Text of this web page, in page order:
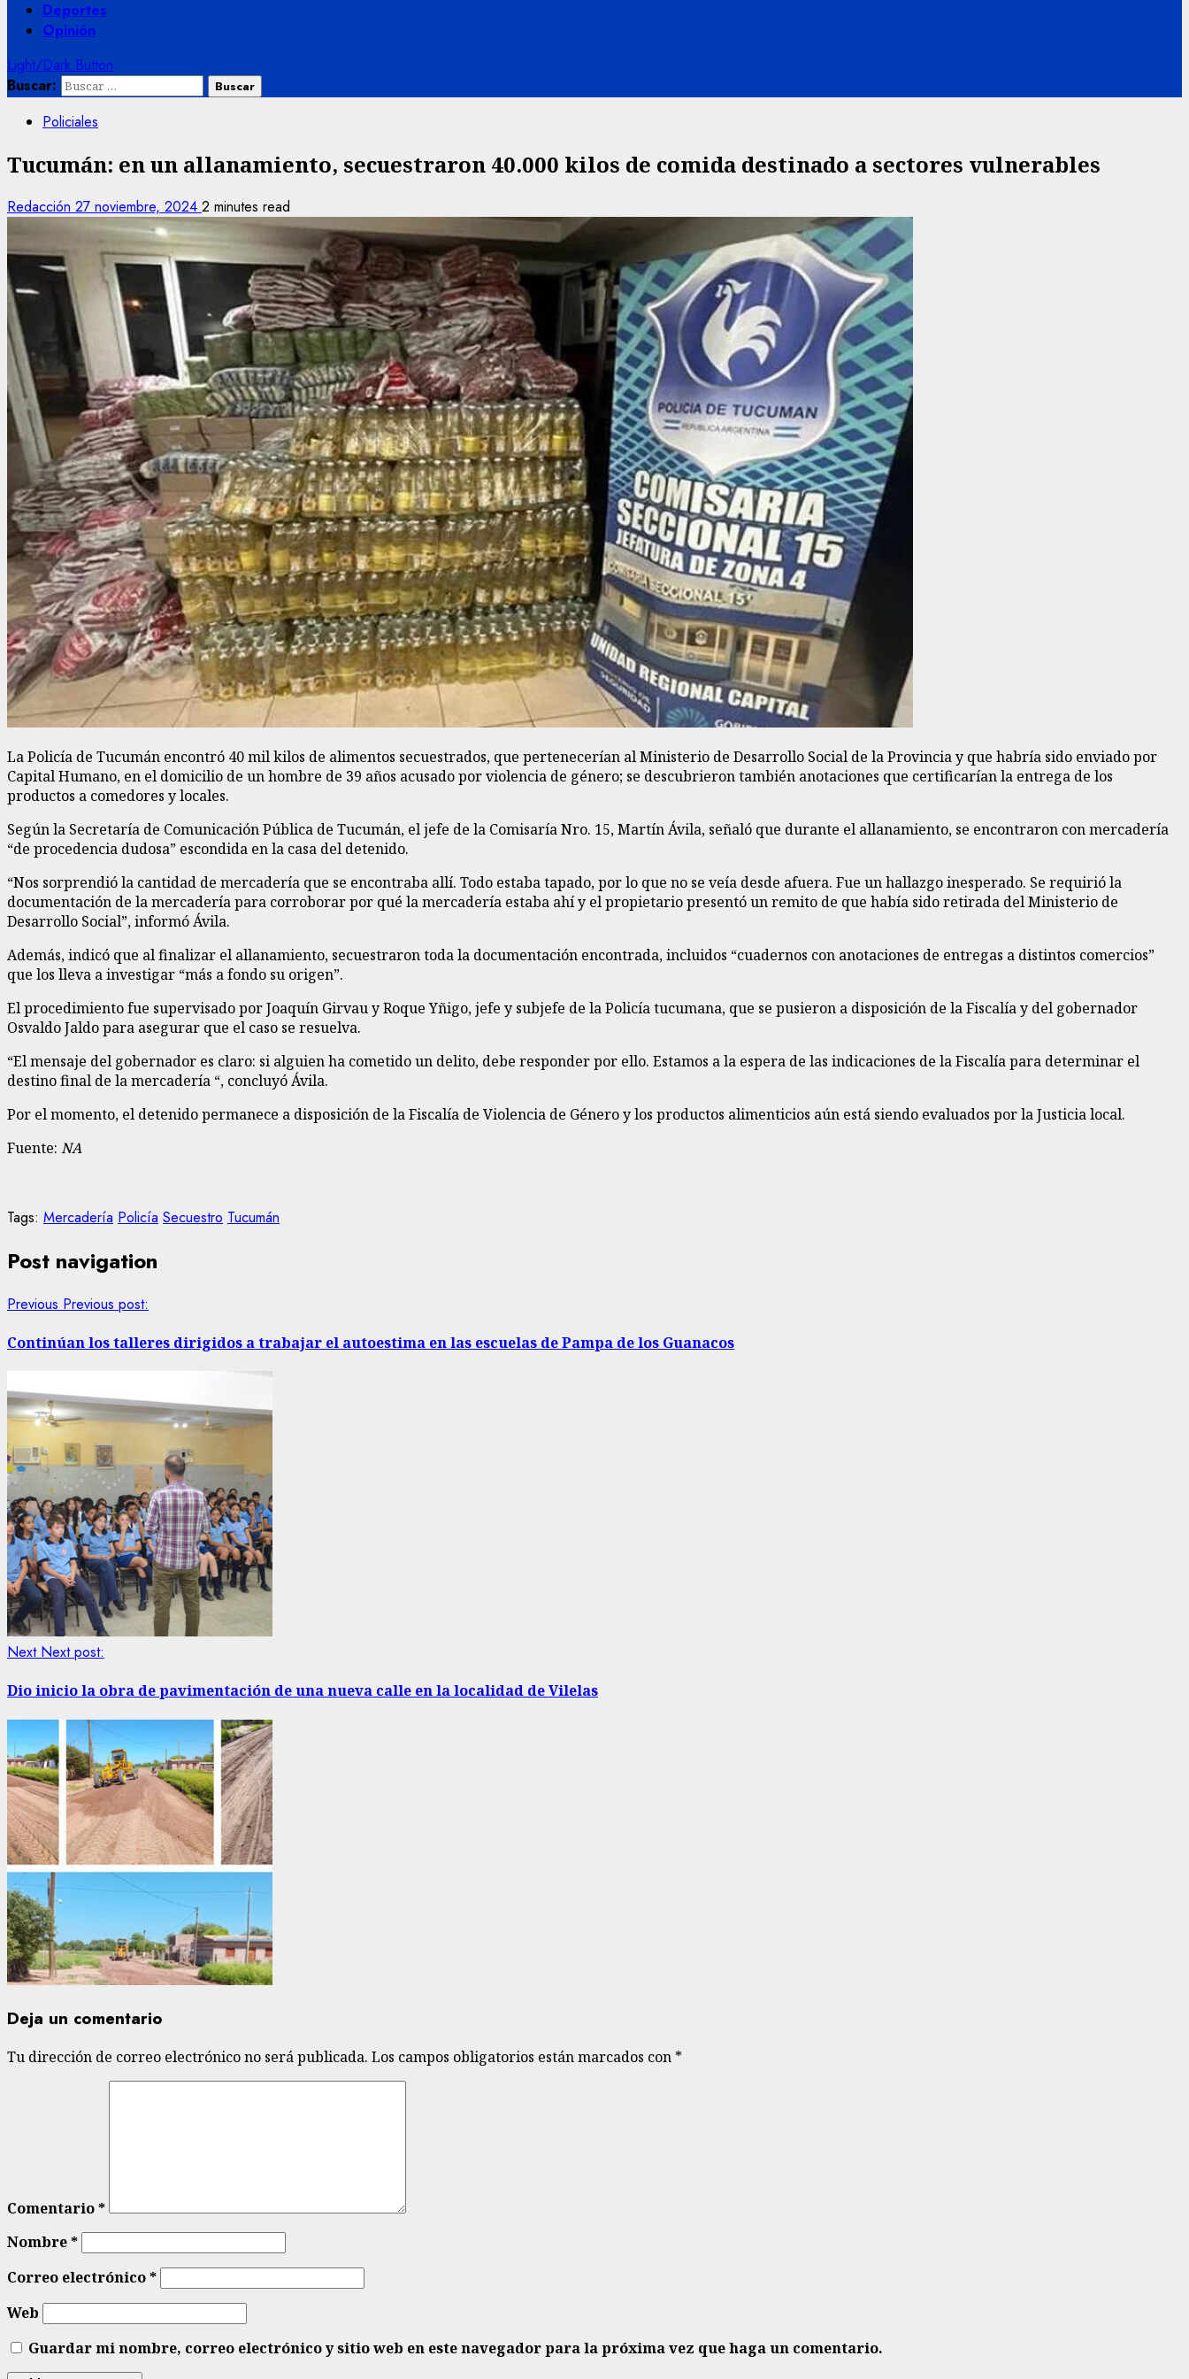
Deportes
Opinión
Light/Dark Button
Buscar:
Policiales
Tucumán: en un allanamiento, secuestraron 40.000 kilos de comida destinado a sectores vulnerables
Redacción 27 noviembre, 2024 2 minutes read
La Policía de Tucumán encontró 40 mil kilos de alimentos secuestrados, que pertenecerían al Ministerio de Desarrollo Social de la Provincia y que habría sido enviado por
Capital Humano, en el domicilio de un hombre de 39 años acusado por violencia de género; se descubrieron también anotaciones que certificarían la entrega de los
productos a comedores y locales.
Según la Secretaría de Comunicación Pública de Tucumán, el jefe de la Comisaría Nro. 15, Martín Ávila, señaló que durante el allanamiento, se encontraron con mercadería
“de procedencia dudosa” escondida en la casa del detenido.
“Nos sorprendió la cantidad de mercadería que se encontraba allí. Todo estaba tapado, por lo que no se veía desde afuera. Fue un hallazgo inesperado. Se requirió la
documentación de la mercadería para corroborar por qué la mercadería estaba ahí y el propietario presentó un remito de que había sido retirada del Ministerio de
Desarrollo Social”, informó Ávila.
Además, indicó que al finalizar el allanamiento, secuestraron toda la documentación encontrada, incluidos “cuadernos con anotaciones de entregas a distintos comercios”
que los lleva a investigar “más a fondo su origen”.
El procedimiento fue supervisado por Joaquín Girvau y Roque Yñigo, jefe y subjefe de la Policía tucumana, que se pusieron a disposición de la Fiscalía y del gobernador
Osvaldo Jaldo para asegurar que el caso se resuelva.
“El mensaje del gobernador es claro: si alguien ha cometido un delito, debe responder por ello. Estamos a la espera de las indicaciones de la Fiscalía para determinar el
destino final de la mercadería “, concluyó Ávila.
Por el momento, el detenido permanece a disposición de la Fiscalía de Violencia de Género y los productos alimenticios aún está siendo evaluados por la Justicia local.
Fuente: NA
Tags: Mercadería Policía Secuestro Tucumán
Post navigation
Previous Previous post:
Continúan los talleres dirigidos a trabajar el autoestima en las escuelas de Pampa de los Guanacos
Next Next post:
Dio inicio la obra de pavimentación de una nueva calle en la localidad de Vilelas
Deja un comentario
Tu dirección de correo electrónico no será publicada. Los campos obligatorios están marcados con *
Comentario*
Nombre*
Correo electrónico*
Web
Guardar mi nombre, correo electrónico y sitio web en este navegador para la próxima vez que haga un comentario.